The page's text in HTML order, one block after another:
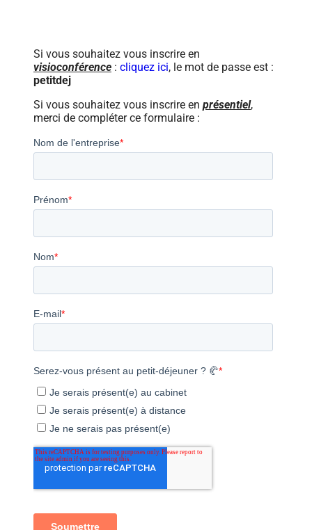
Si vous souhaitez vous inscrire en
visioconférence : cliquez ici, le mot de passe est :
petitdej
Si vous souhaitez vous inscrire en présentiel,
merci de compléter ce formulaire :